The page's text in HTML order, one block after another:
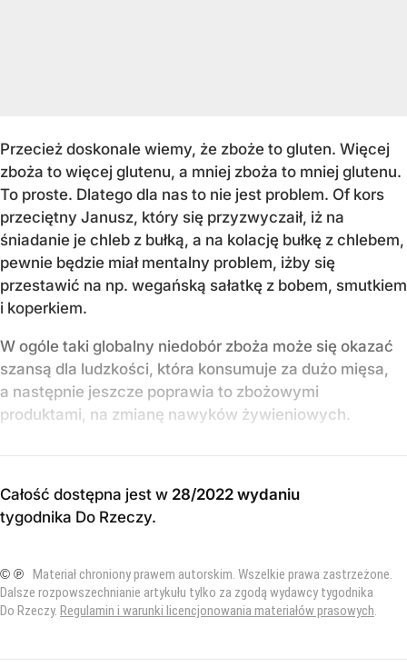
Przecież doskonale wiemy, że zboże to gluten. Więcej
zboża to więcej glutenu, a mniej zboża to mniej glutenu.
To proste. Dlatego dla nas to nie jest problem. Of kors
przeciętny Janusz, który się przyzwyczaił, iż na
śniadanie je chleb z bułką, a na kolację bułkę z chlebem,
pewnie będzie miał mentalny problem, iżby się
przestawić na np. wegańską sałatkę z bobem, smutkiem
i koperkiem.
W ogóle taki globalny niedobór zboża może się okazać
szansą dla ludzkości, która konsumuje za dużo mięsa,
a następnie jeszcze poprawia to zbożowymi
produktami, na zmianę nawyków żywieniowych.
Całość dostępna jest w 28/2022 wydaniu
tygodnika Do Rzeczy.
© ℗ Materiał chroniony prawem autorskim. Wszelkie prawa zastrzeżone.
Dalsze rozpowszechnianie artykułu tylko za zgodą wydawcy tygodnika
Do Rzeczy. Regulamin i warunki licencjonowania materiałów prasowych.